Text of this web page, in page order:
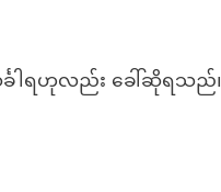
ခါရဟုလည်း ခေါ်ဆိုရသည်၊